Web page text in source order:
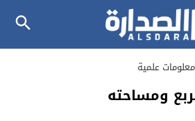
معلومات علمية
ومساحته